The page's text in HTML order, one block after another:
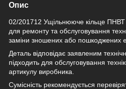
Опис
02/201712 Ущільнююче кільце
для ремонту та обслуговування
заміни зношених або пошкоджених
Деталь відповідає заявленим
підходить для обслуговування
артикулу виробника.
Сумісність рекомендується